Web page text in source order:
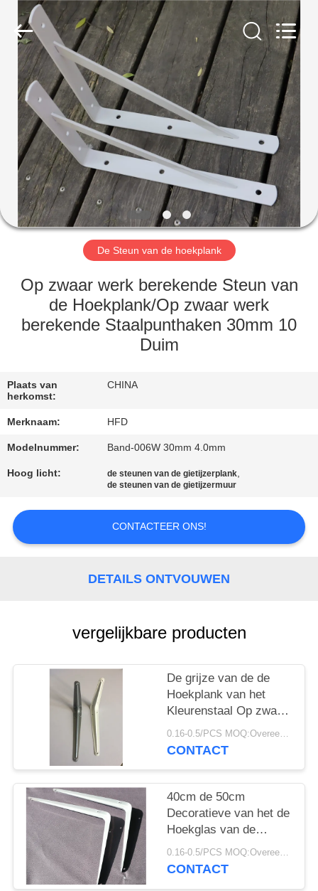
HUIS
PRODUCTEN
VIDEO'S
ONGEVEER
ONS
FABRIEKSREIS
KWALITEITSCONTROLE
ONS
SITEMAP
PRIVACY
POLICY
PingHu
HongFengDa
Hardware
Factory.
Reserved.
De Steun van de hoekplank
Op zwaar werk berekende Steun van
de Hoekplank/Op zwaar werk
berekende Staalpunthaken 30mm 10
Duim
Plaats van
herkomst:
CHINA
Merknaam: HFD
Modelnummer: Band-006W 30mm 4.0mm
Hoog licht: de steunen van de gietijzerplank,
de steunen van de gietijzermuur
CONTACTEER ONS!
DETAILS ONTVOUWEN
vergelijkbare producten
De grijze van de de
Hoekplank van het
Kleurenstaal Op zwaar
werk berekende van de
de Steun Antiroestkleur
0.16-0.5/PCS MOQ:Overeen te komen
CONTACT
40cm de 50cm
Decoratieve van het de
Hoekglas van de
Muursteun Steunen
van het de Hoekstaal
0.16-0.5/PCS MOQ:Overeen te komen
CONTACT